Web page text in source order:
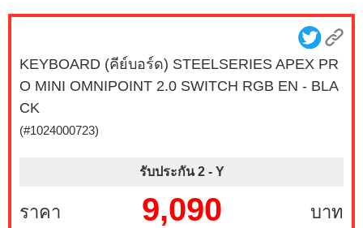
KEYBOARD (คีย์บอร์ด) STEELSERIES APEX PR
O MINI OMNIPOINT 2.0 SWITCH RGB EN - BLA
CK
(#1024000723)
รับประกัน 2 - Y
ราคา บาท
9,090